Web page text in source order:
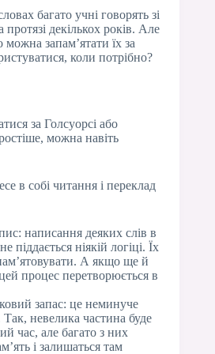
багато учні говорять зі
декількох років. Але
запам’ятати їх за
коли потрібно?
за Голсуорсі або
можна навіть
в собі читання і переклад
написання деяких слів в
піддається ніякій логіці. Їх
А якщо ще й
процес перетворюється в
запас: це неминуче
Так, невелика частина буде
час, але багато з них
і залишаться там